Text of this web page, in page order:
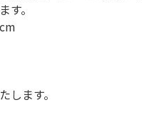
。
ます。